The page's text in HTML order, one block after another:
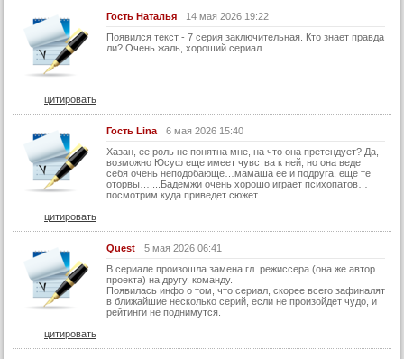
Гость Наталья
14 мая 2026 19:22
Появился текст - 7 серия заключительная. Кто знает правда
ли? Очень жаль, хороший сериал.
цитировать
Гость Lina
6 мая 2026 15:40
Хазан, ее роль не понятна мне, на что она претендует? Да,
возможно Юсуф еще имеет чувства к ней, но она ведет
себя очень неподобающе…мамаша ее и подруга, еще те
оторвы…....Бадемжи очень хорошо играет психопатов…
посмотрим куда приведет сюжет
цитировать
Quest
5 мая 2026 06:41
В сериале произошла замена гл. режиссера (она же автор
проекта) на другу. команду.
Появилась инфо о том, что сериал, скорее всего зафиналят
в ближайшие несколько серий, если не произойдет чудо, и
рейтинги не поднимутся.
цитировать